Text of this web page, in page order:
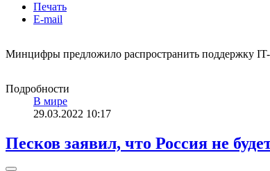
Печать
E-mail
Минцифры предложило распространить поддержку
Подробности
В мире
29.03.2022 10:17
Песков заявил, что Россия не